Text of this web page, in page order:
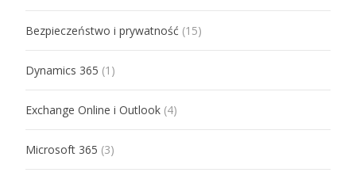
Bezpieczeństwo i prywatność (15)
Dynamics 365 (1)
Exchange Online i Outlook (4)
Microsoft 365 (3)